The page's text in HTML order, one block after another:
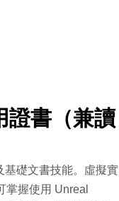
證書（兼讀
基礎文書技能。虛擬實
握使用 Unreal